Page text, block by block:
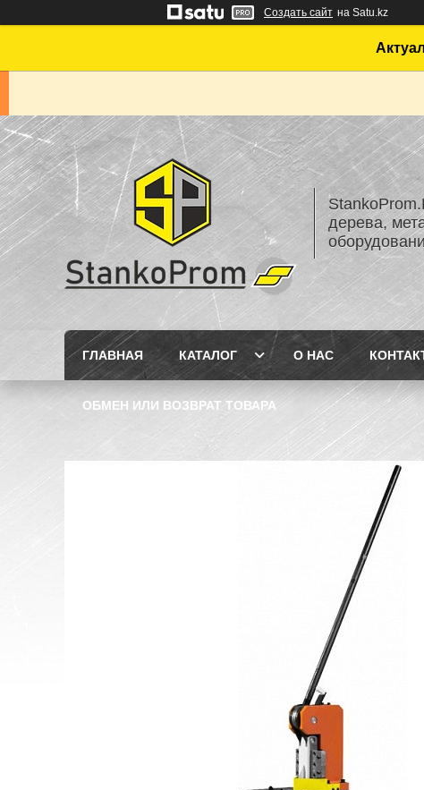
Создать сайт на Satu.kz
дерева,
ГЛАВНАЯ КАТАЛОГ О НАС
ОБМЕН ИЛИ ВОЗВРАТ ТОВАРА